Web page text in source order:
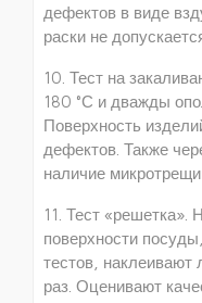
дефектов в виде
раски не
10. Тест на
180 °С и дважды
Поверхность
де­фектов. Также
наличие
11. Тест «решетка».
поверхности
тестов, наклеивают
раз. Оценивают